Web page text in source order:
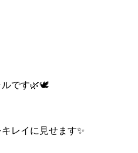
です🌿🕊️
レイに見せます✨